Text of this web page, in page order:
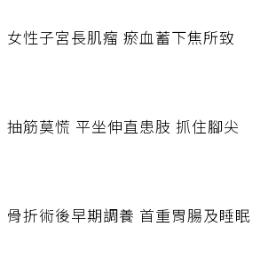
女性子宮長肌瘤 瘀血蓄下焦所致
抽筋莫慌 平坐伸直患肢 抓住腳尖
骨折術後早期調養 首重胃腸及睡眠